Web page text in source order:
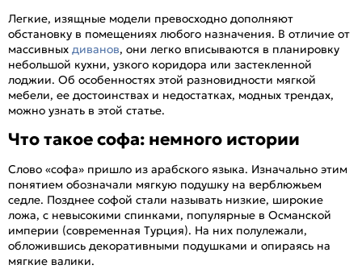
Легкие, изящные модели превосходно дополняют
обстановку в помещениях любого назначения. В отличие от
массивных диванов, они легко вписываются в планировку
небольшой кухни, узкого коридора или застекленной
лоджии. Об особенностях этой разновидности мягкой
мебели, ее достоинствах и недостатках, модных трендах,
можно узнать в этой статье.
Что такое софа: немного истории
Слово «софа» пришло из арабского языка. Изначально этим
понятием обозначали мягкую подушку на верблюжьем
седле. Позднее софой стали называть низкие, широкие
ложа, с невысокими спинками, популярные в Османской
империи (современная Турция). На них полулежали,
обложившись декоративными подушками и опираясь на
мягкие валики.